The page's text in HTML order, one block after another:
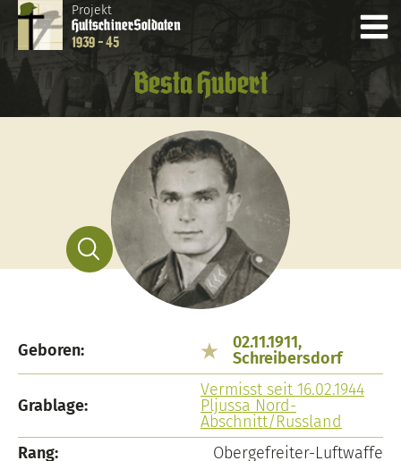
Projekt
HultschinerSoldaten
1939 - 45
Besta Hubert
Geboren:
02.11.1911,
Schreibersdorf
Grablage:
Vermisst seit 16.02.1944
Pljussa Nord-
Abschnitt/Russland
Rang:
Obergefreiter-Luftwaffe